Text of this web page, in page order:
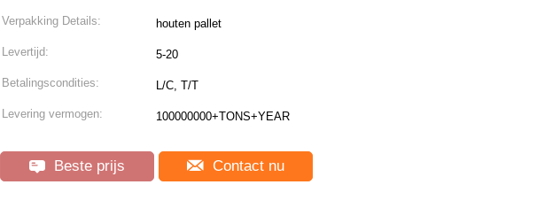
Verpakking Details: houten pallet
Levertijd: 5-20
Betalingscondities: L/C, T/T
Levering vermogen: 100000000+TONS+YEAR
Beste prijs Contact nu